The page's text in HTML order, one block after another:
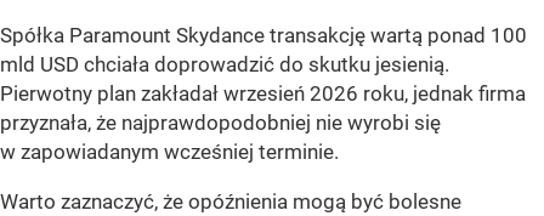
Spółka Paramount Skydance transakcję wartą ponad 100
mld USD chciała doprowadzić do skutku jesienią.
Pierwotny plan zakładał wrzesień 2026 roku, jednak firma
przyznała, że najprawdopodobniej nie wyrobi się
w zapowiadanym wcześniej terminie.
Warto zaznaczyć, że opóźnienia mogą być bolesne